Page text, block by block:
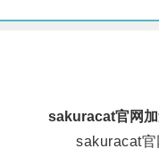
sakuracat官网
sakuracat官网